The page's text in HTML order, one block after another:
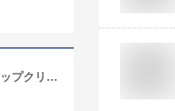
【名入れ可/ラッピング済】 ジルスチュアート リップバーム リップ バーム セット キット リップクリーム JILLSTUART 鏡 ミラー ギフト リップグロウ リップスティック リップバーム プレゼント 女性 女友達 ブランド ギフトセット 化粧品 コスメ 美容 新品